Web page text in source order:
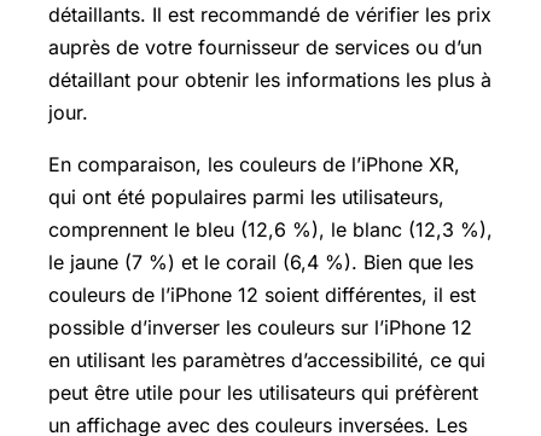
détaillants. Il est recommandé de vérifier les prix
auprès de votre fournisseur de services ou d’un
détaillant pour obtenir les informations les plus à
jour.
En comparaison, les couleurs de l’iPhone XR,
qui ont été populaires parmi les utilisateurs,
comprennent le bleu (12,6 %), le blanc (12,3 %),
le jaune (7 %) et le corail (6,4 %). Bien que les
couleurs de l’iPhone 12 soient différentes, il est
possible d’inverser les couleurs sur l’iPhone 12
en utilisant les paramètres d’accessibilité, ce qui
peut être utile pour les utilisateurs qui préfèrent
un affichage avec des couleurs inversées. Les